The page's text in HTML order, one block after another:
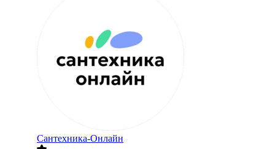
Сантехника-Онлайн